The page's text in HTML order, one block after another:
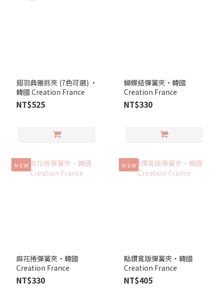
翅羽典雅抓夾 (7色可選) ‧
韓國 Creation France
NT$525
蝴蝶結彈簧夾‧韓國
Creation France
NT$330
ＮＥＷ
麻花捲彈簧夾‧韓國
Creation France
NT$330
ＮＥＷ
點鑽寬版彈簧夾‧韓國
Creation France
NT$405